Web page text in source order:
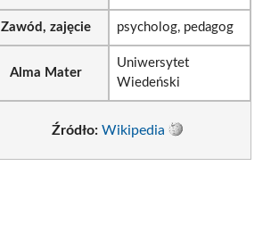
Zawód, zajęcie psycholog, pedagog
Alma Mater
Uniwersytet
Wiedeński
Źródło: Wikipedia